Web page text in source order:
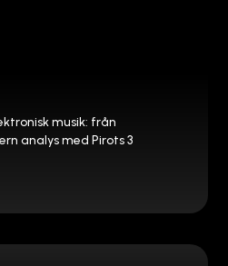
musik: från
analys med Pirots 3